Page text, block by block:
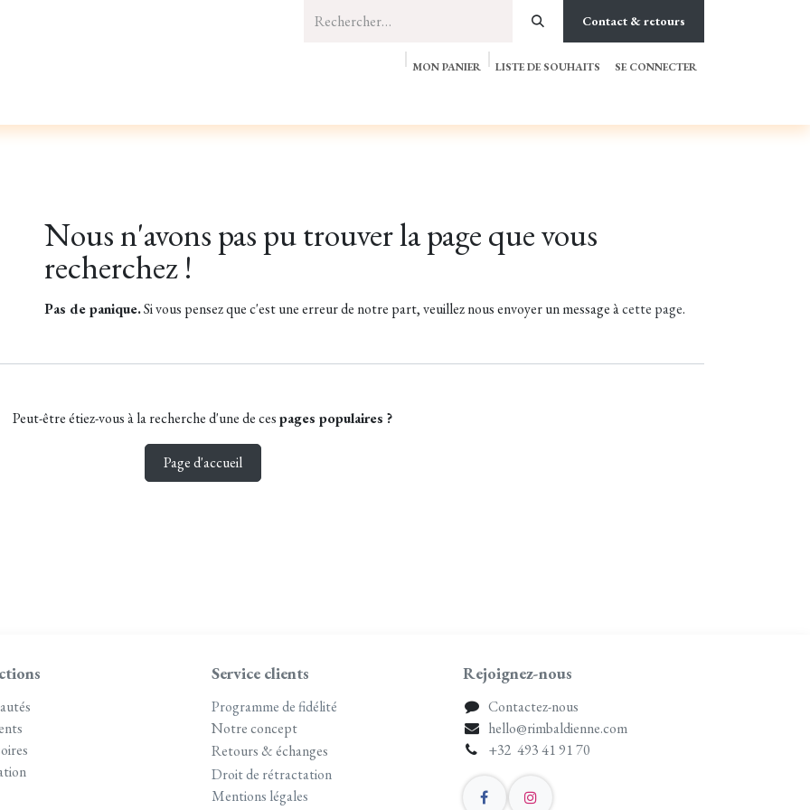
Contact & retours
MON PANIER LISTE DE SOUHAITS SE CONNECTER
Erreur 404
Nous n'avons pas pu trouver la page que vous
recherchez !
Pas de panique.Si vous pensez que c'est une erreur de notre part, veuillez nous envoyer un message àcette page.
Peut-être étiez-vous à la recherche d'une de cespages populaires ?
Page d'accueil
Rejoignez-nous
Contactez-nous
hello@rimbaldienne.com
+32 493 41 91 70
Service clients
Programme de fidélité
Notre concept
Retours & échanges
Droit de rétractation
Mentions légales